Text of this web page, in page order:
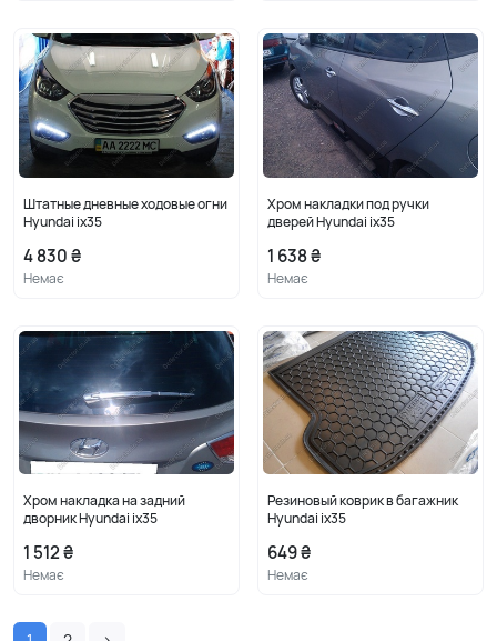
Штатные дневные ходовые огни
Hyundai ix35
4 830 ₴
Немає
Хром накладки под ручки
дверей Hyundai ix35
1 638 ₴
Немає
Хром накладка на задний
дворник Hyundai ix35
1 512 ₴
Немає
Резиновый коврик в багажник
Hyundai ix35
649 ₴
Немає